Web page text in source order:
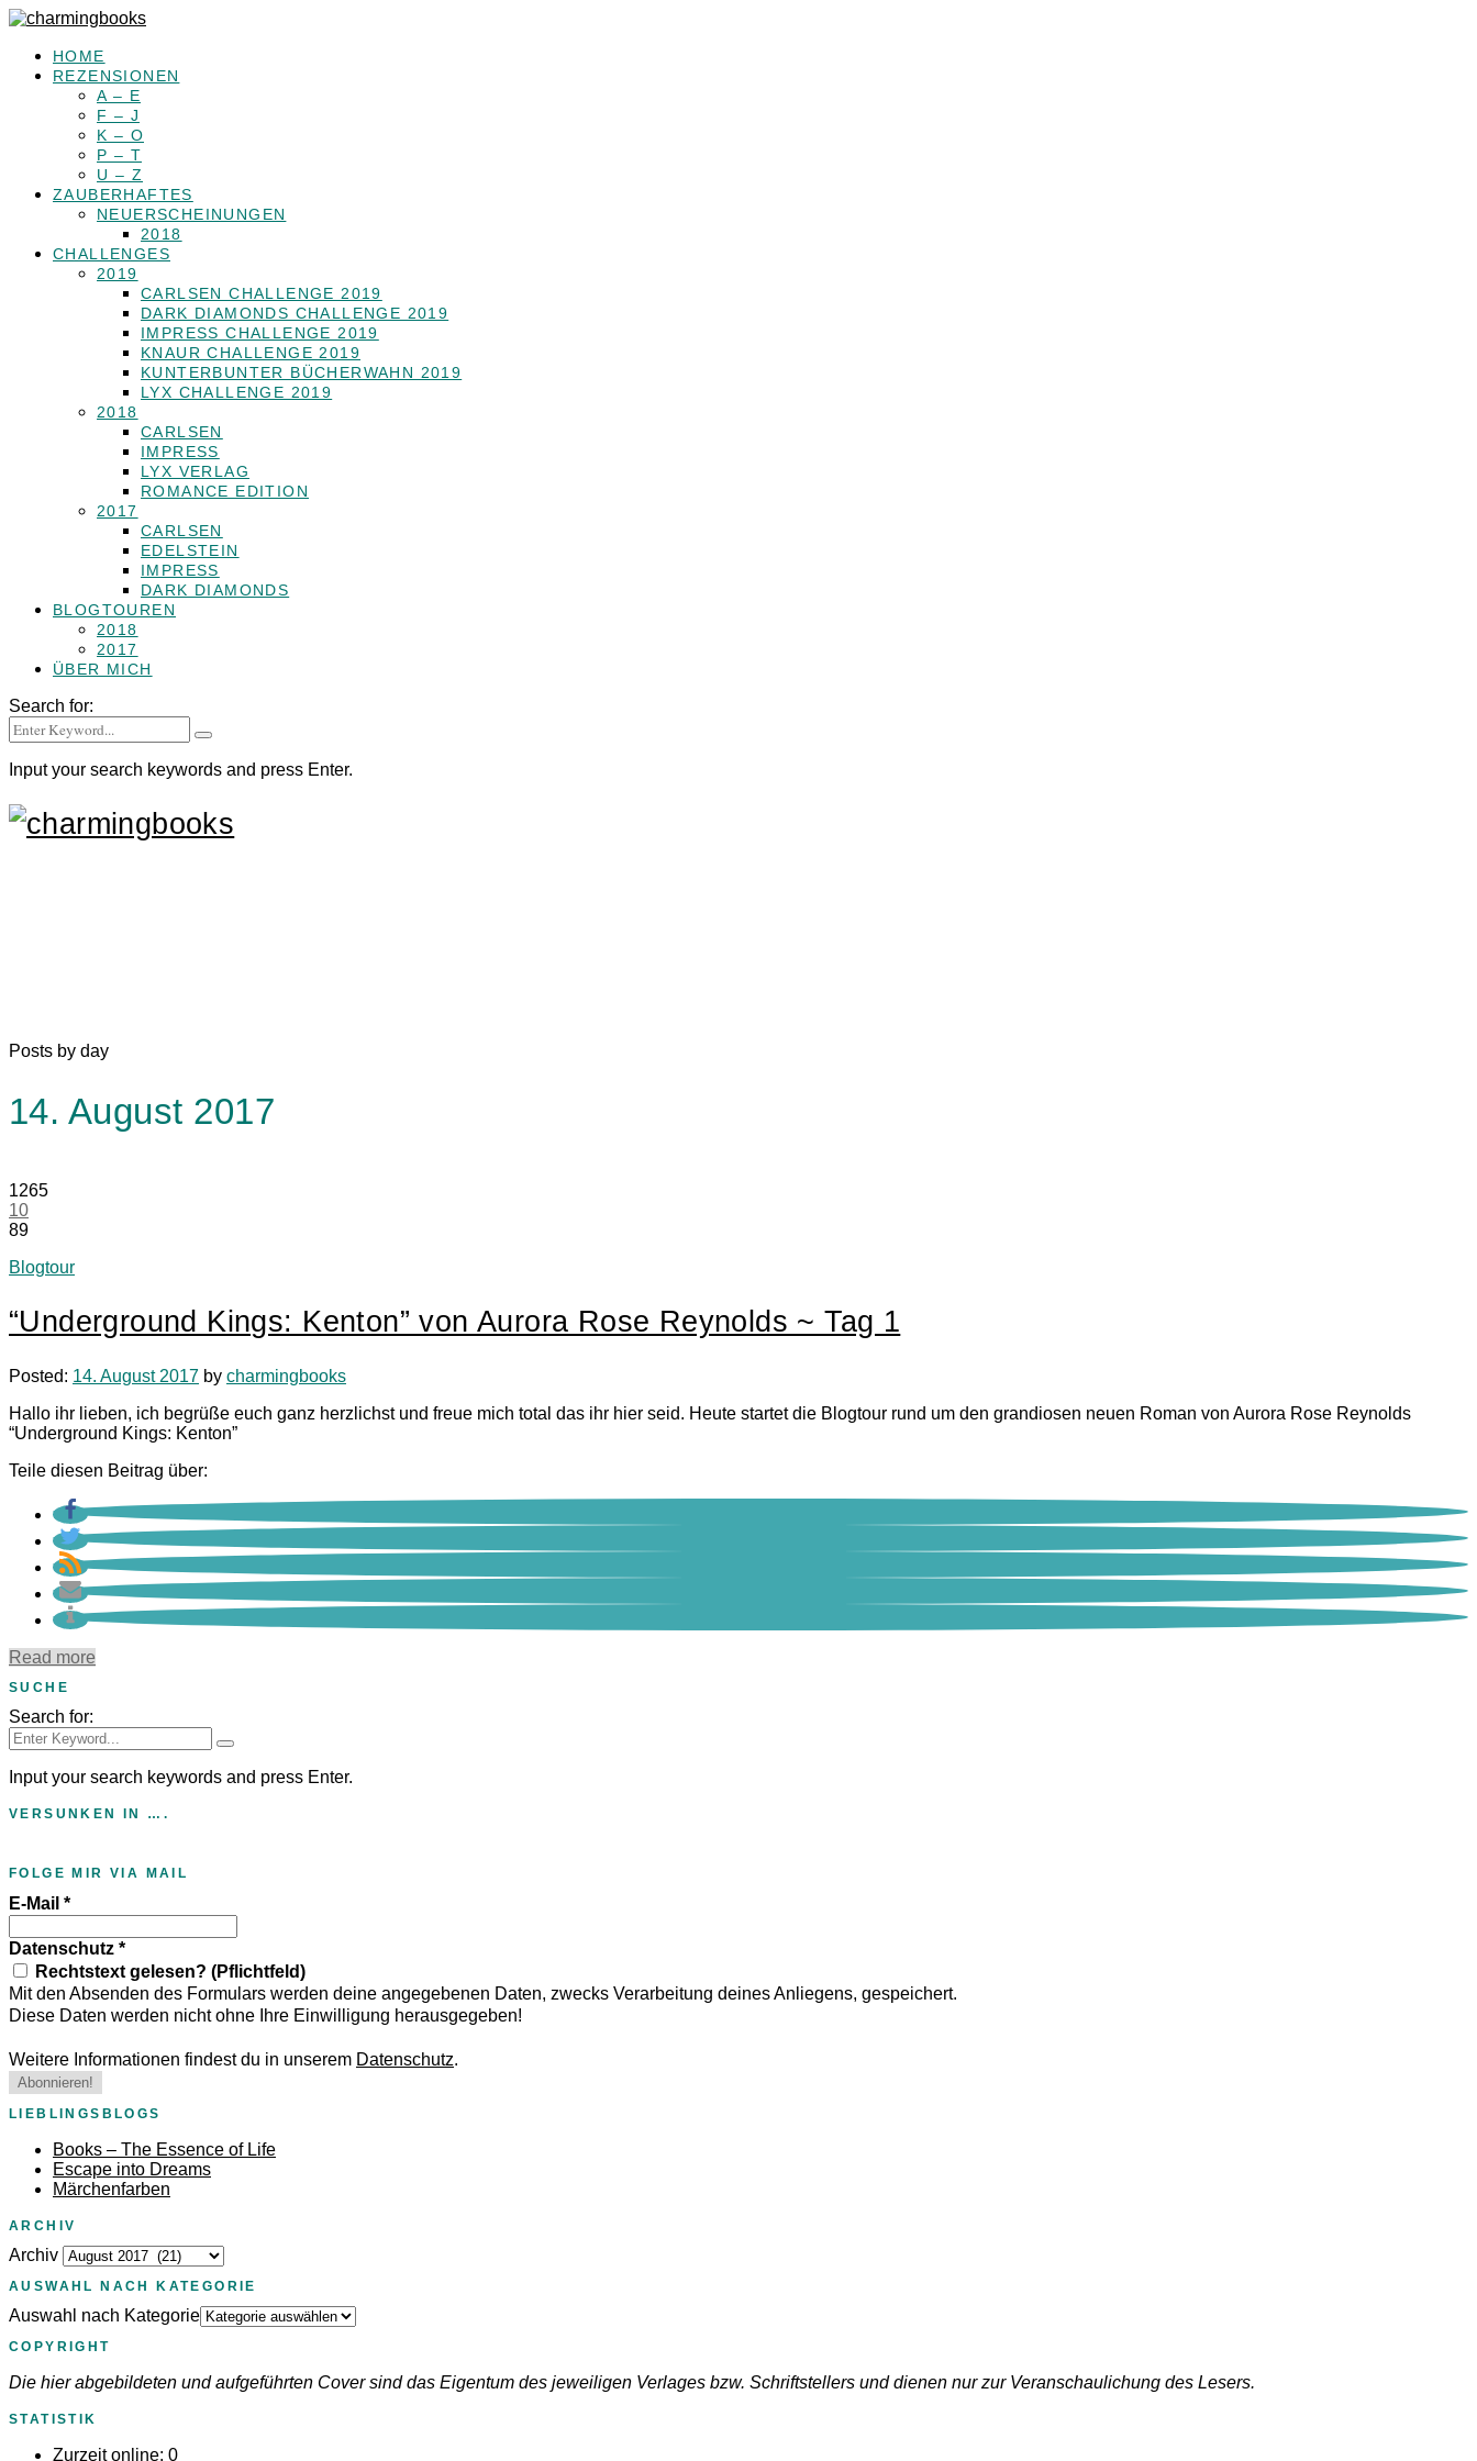
HOME
REZENSIONEN
A – E
F – J
K – O
P – T
U – Z
ZAUBERHAFTES
NEUERSCHEINUNGEN
2018
CHALLENGES
2019
CARLSEN CHALLENGE 2019
DARK DIAMONDS CHALLENGE 2019
IMPRESS CHALLENGE 2019
KNAUR CHALLENGE 2019
KUNTERBUNTER BÜCHERWAHN 2019
LYX CHALLENGE 2019
2018
CARLSEN
IMPRESS
LYX VERLAG
ROMANCE EDITION
2017
CARLSEN
EDELSTEIN
IMPRESS
DARK DIAMONDS
BLOGTOUREN
2018
2017
ÜBER MICH
Search for:
Input your search keywords and press Enter.
Posts by day
14. August 2017
1265
10
89
Blogtour
“Underground Kings: Kenton” von Aurora Rose Reynolds ~ Tag 1
Posted: 14. August 2017 by charmingbooks
Hallo ihr lieben, ich begrüße euch ganz herzlichst und freue mich total das ihr hier seid. Heute startet die Blogtour rund um den grandiosen neuen Roman von Aurora Rose Reynolds
“Underground Kings: Kenton”
Teile diesen Beitrag über:
Read more
SUCHE
Search for:
Input your search keywords and press Enter.
VERSUNKEN IN ….
FOLGE MIR VIA MAIL
E-Mail *
Datenschutz *
Rechtstext gelesen? (Pflichtfeld)
Mit den Absenden des Formulars werden deine angegebenen Daten, zwecks Verarbeitung deines Anliegens, gespeichert.
Diese Daten werden nicht ohne Ihre Einwilligung herausgegeben!
Weitere Informationen findest du in unserem Datenschutz.
LIEBLINGSBLOGS
Books – The Essence of Life
Escape into Dreams
Märchenfarben
ARCHIV
Archiv
AUSWAHL NACH KATEGORIE
Auswahl nach Kategorie
COPYRIGHT
Die hier abgebildeten und aufgeführten Cover sind das Eigentum des jeweiligen Verlages bzw. Schriftstellers und dienen nur zur Veranschaulichung des Lesers.
STATISTIK
Zurzeit online: 0